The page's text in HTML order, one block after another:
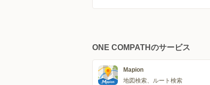
ONE COMPATHのサービス
Mapion
地図検索、ルート検索